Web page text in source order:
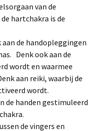
van de
hartchakra is de
aan de handopleggingen
Denk ook aan de
wordt en waarmee
aan reiki, waarbij de
wordt.
de handen gestimuleerd
de vingers en